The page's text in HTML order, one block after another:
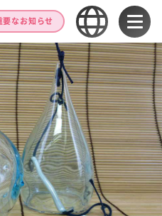
要なお知らせ